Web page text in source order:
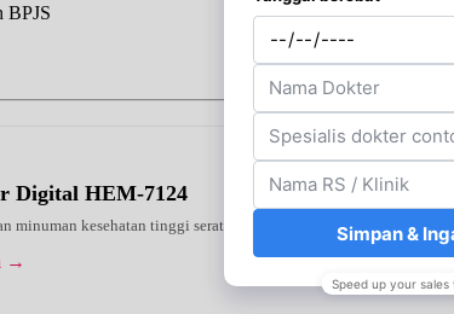
BPJS
Digital HEM-7124
minuman kesehatan tinggi serat yang kaya akan nutrisi dan
→